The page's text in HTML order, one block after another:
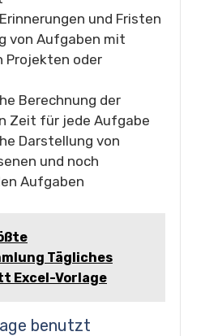
und Fristen
von Aufgaben mit
Projekten oder
Berechnung der
Zeit für jede Aufgabe
Darstellung von
und noch
Aufgaben
Tägliches
Excel-Vorlage
benutzt